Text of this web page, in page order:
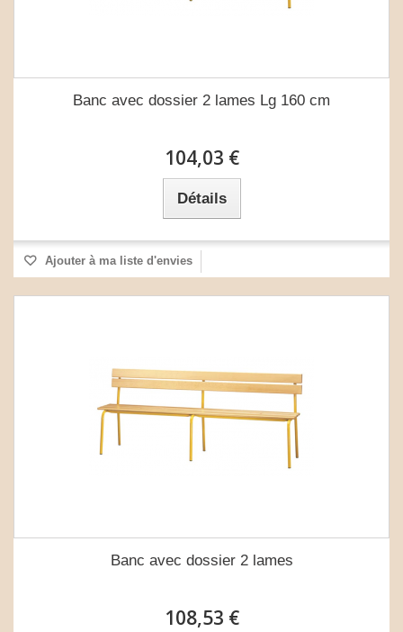
Banc avec dossier 2 lames Lg 160 cm
104,03 €
Détails
Ajouter à ma liste d'envies
Banc avec dossier 2 lames
108,53 €